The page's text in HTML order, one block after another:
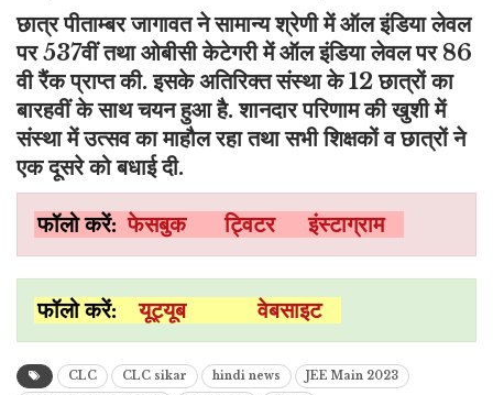
छात्र पीताम्बर जागावत ने सामान्य श्रेणी में ऑल इंडिया लेवल
पर 537वीं तथा ओबीसी केटेगरी में ऑल इंडिया लेवल पर 86
वी रैंक प्राप्त की. इसके अतिरिक्त संस्था के 12 छात्रों का
बारहवीं के साथ चयन हुआ है. शानदार परिणाम की खुशी में
संस्था में उत्सव का माहौल रहा तथा सभी शिक्षकों व छात्रों ने
एक दूसरे को बधाई दी.
फॉलो करें:फेसबुक ट्विटर इंस्टाग्राम
फॉलो करें:यूट्यूबवेबसाइट
CLC CLC sikar hindi news
JEE Main 2023